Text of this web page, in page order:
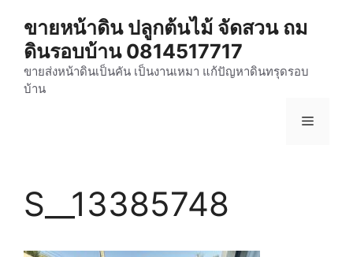
content
ขายหน้าดิน ปลูกต้นไม้ จัดสวน ถม
ดินรอบบ้าน 0814517717
ขายส่งหน้าดินเป็นคัน เป็นงานเหมา แก้ปัญหาดินทรุดรอบ
บ้าน
Menu
S__13385748